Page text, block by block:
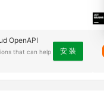
OpenAPI
that can help
安 装